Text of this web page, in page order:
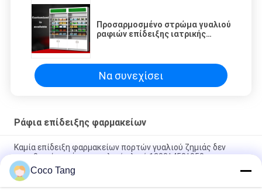
Προσαρμοσμένο στρώμα γυαλιού
ραφιών επίδειξης ιατρικής
Να συνεχίσει
Ράφια επίδειξης φαρμακείων
Καμία επίδειξη φαρμακείων πορτών γυαλιού ζημιάς δεν
τοποθετεί σε ράφι το φιλικό υλικό 1200*450*950mm
Παλαιό κινεζικό γραφείο ιατρικής, γραφείο 0.61.5mm
φαρμακείων μετάλλων πάχος
Coco Tang